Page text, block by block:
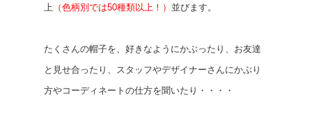
上（色柄別では50種類以上！） 並びます。
たくさんの帽子を、好きなようにかぶったり、お友達
と見せ合ったり、スタッフやデザイナーさんにかぶり
方やコーディネートの仕方を聞いたり・・・・